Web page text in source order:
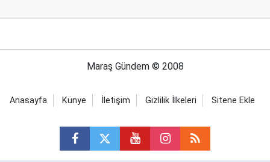
Maraş Gündem © 2008
Anasayfa Künye İletişim Gizlilik İlkeleri Sitene Ekle